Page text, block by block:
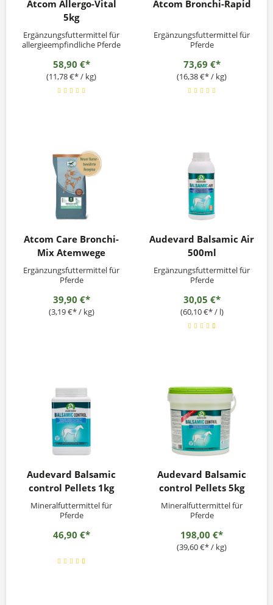
Atcom Allergo-Vital
5kg
Ergänzungsfuttermittel für
allergieempfindliche Pferde
58,90 €*
(11,78 €* / kg)
Atcom Bronchi-Rapid
Ergänzungsfuttermittel für
Pferde
73,69 €*
(16,38 €* / kg)
Atcom Care Bronchi-
Mix Atemwege
Ergänzungsfuttermittel für
Pferde
39,90 €*
(3,19 €* / kg)
Audevard Balsamic Air
500ml
Ergänzungsfuttermittel für
Pferde
30,05 €*
(60,10 €* / l)
Audevard Balsamic
control Pellets 1kg
Mineralfuttermittel für
Pferde
46,90 €*
Audevard Balsamic
control Pellets 5kg
Mineralfuttermittel für
Pferde
198,00 €*
(39,60 €* / kg)